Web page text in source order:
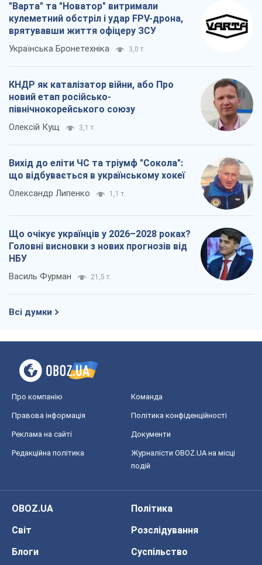
"Варта" та "Новатор" витримали
кулеметний обстріл і удар FPV-дрона,
врятувавши життя офіцеру ЗСУ
Українська Бронетехніка 3,0 т.
КНДР як каталізатор війни, або Про
новий етап російсько-
північнокорейського союзу
Олексій Кущ 3,1 т.
Вихід до еліти ЧС та тріумф "Сокола":
що відбувається в українському хокеї
Олександр Липенко 1,1 т.
Що очікує українців у 2026–2028 роках?
Головні висновки з нових прогнозів від
НБУ
Василь Фурман 21,5 т.
Всі думки
Про компанію Команда
Правова інформація Політика конфіденційності
Реклама на сайті Документи
Редакційна політика
Журналісти OBOZ.UA на місці
подій
OBOZ.UA
Політика
Світ
Розслідування
Блоги
Суспільство